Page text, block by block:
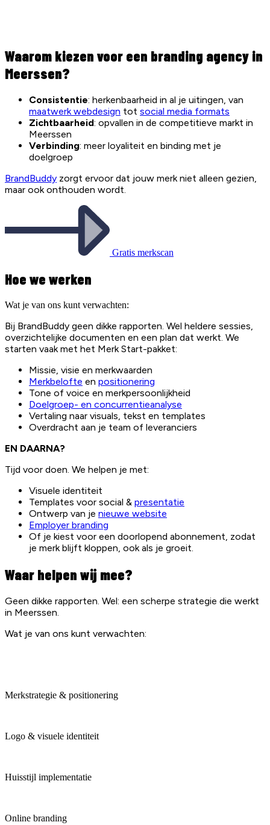
Waarom kiezen voor een branding agency in
Meerssen?
Consistentie: herkenbaarheid in al je uitingen, van
maatwerk webdesign tot social media formats
Zichtbaarheid: opvallen in de competitieve markt in
Meerssen
Verbinding: meer loyaliteit en binding met je
doelgroep
BrandBuddy zorgt ervoor dat jouw merk niet alleen gezien,
maar ook onthouden wordt.
Gratis merkscan
Hoe we werken
Wat je van ons kunt verwachten:
Bij BrandBuddy geen dikke rapporten. Wel heldere sessies,
overzichtelijke documenten en een plan dat werkt. We
starten vaak met het Merk Start-pakket:
Missie, visie en merkwaarden
Merkbelofte en positionering
Tone of voice en merkpersoonlijkheid
Doelgroep- en concurrentieanalyse
Vertaling naar visuals, tekst en templates
Overdracht aan je team of leveranciers
EN DAARNA?
Tijd voor doen. We helpen je met:
Visuele identiteit
Templates voor social & presentatie
Ontwerp van je nieuwe website
Employer branding
Of je kiest voor een doorlopend abonnement, zodat
je merk blijft kloppen, ook als je groeit.
Waar helpen wij mee?
Geen dikke rapporten. Wel: een scherpe strategie die werkt
in Meerssen.
Wat je van ons kunt verwachten:
Merkstrategie & positionering
Logo & visuele identiteit
Huisstijl implementatie
Online branding